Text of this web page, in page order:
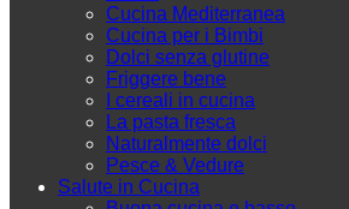
Cucina Mediterranea
Cucina per i Bimbi
Dolci senza glutine
Friggere bene
I cereali in cucina
La pasta fresca
Naturalmente dolci
Pesce & Vedure
Salute in Cucina